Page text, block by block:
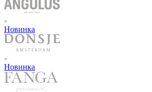
Новинка
Новинка